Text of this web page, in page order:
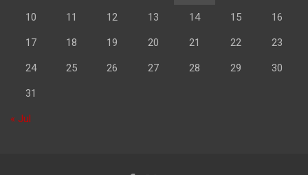
10 11 12 13 14 15 16
17 18 19 20 21 22 23
24 25 26 27 28 29 30
31
« Jul